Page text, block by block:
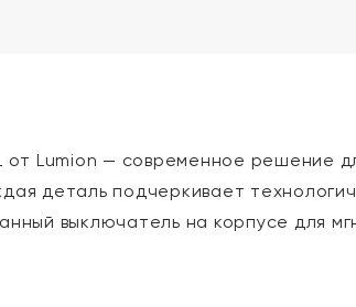
Lumion — современное решение
деталь подчеркивает
выключатель на корпусе для